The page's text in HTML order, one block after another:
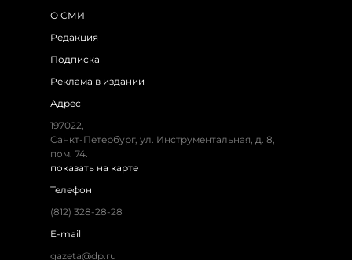
О СМИ
Редакция
Подписка
Реклама в издании
Адрес
197022,
Санкт-Петербург, ул. Инструментальная, д. 8,
пом. 74.
показать на карте
Телефон
(812) 328-28-28
E-mail
gazeta@dp.ru